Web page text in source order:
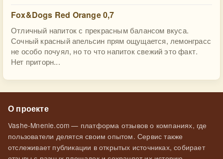
Fox&Dogs Red Orange 0,7
Отличный напиток с прекрасным балансом вкуса.
Сочный красный апельсин прям ощущается, лемонграсс
не особо почуял, но то что напиток свежий это факт.
Нет приторн...
О проекте
Vashe-Mnenie.com — платформа отзывов о компаниях, где
пользователи делятся своим опытом. Сервис также
отслеживает публикации в открытых источниках, собирает